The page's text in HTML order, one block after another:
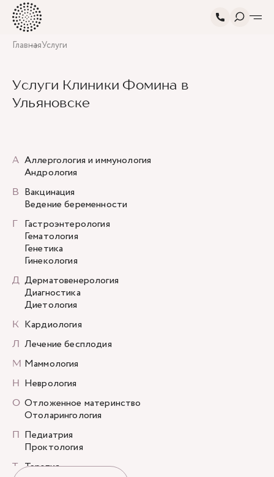
ГлавнаяУслуги
Услуги Клиники Фомина в
Ульяновске
А Аллергология и иммунология
Андрология
В Вакцинация
Ведение беременности
Г Гастроэнтерология
Гематология
Генетика
Гинекология
Д Дерматовенерология
Диагностика
Диетология
К Кардиология
Л Лечение бесплодия
М Маммология
Н Неврология
О Отложенное материнство
Отоларингология
П Педиатрия
Проктология
Т Терапия